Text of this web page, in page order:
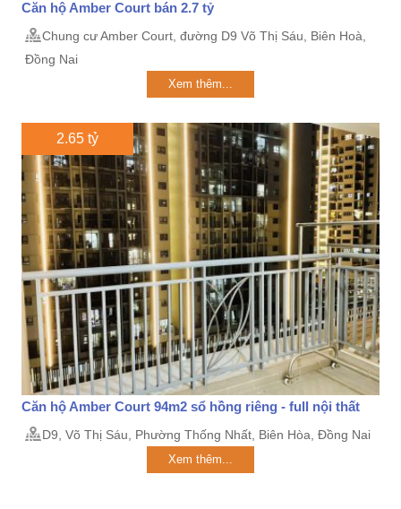
Căn hộ Amber Court bán 2.7 tỷ
Chung cư Amber Court, đường D9 Võ Thị Sáu, Biên Hoà,
Đồng Nai
Xem thêm...
2.65 tỷ
Căn hộ Amber Court 94m2 sổ hồng riêng - full nội thất
D9, Võ Thị Sáu, Phường Thống Nhất, Biên Hòa, Đồng Nai
Xem thêm...